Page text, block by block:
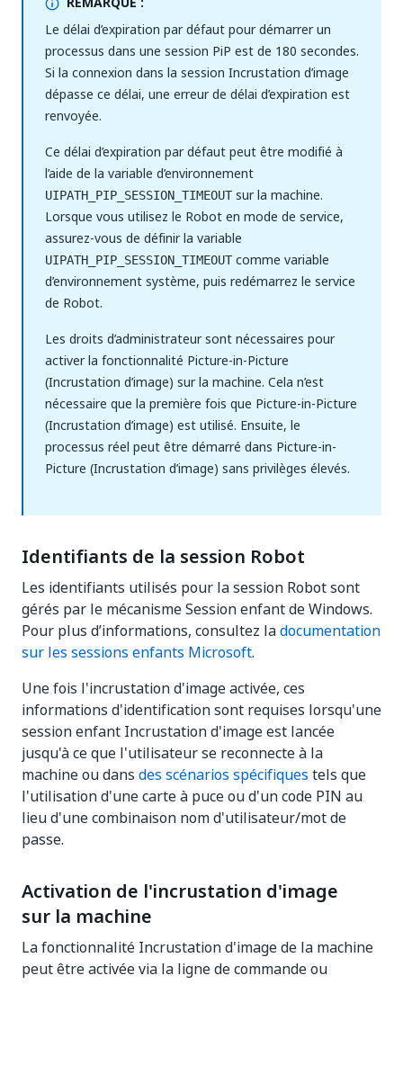
Le délai d’expiration par défaut pour démarrer un
processus dans une session PiP est de 180 secondes.
Si la connexion dans la session Incrustation d’image
dépasse ce délai, une erreur de délai d’expiration est
renvoyée.
Ce délai d’expiration par défaut peut être modifié à
l’aide de la variable d’environnement
UIPATH_PIP_SESSION_TIMEOUT sur la machine.
Lorsque vous utilisez le Robot en mode de service,
assurez-vous de définir la variable
UIPATH_PIP_SESSION_TIMEOUT comme variable
d’environnement système, puis redémarrez le service
de Robot.
Les droits d’administrateur sont nécessaires pour
activer la fonctionnalité Picture-in-Picture
(Incrustation d’image) sur la machine. Cela n’est
nécessaire que la première fois que Picture-in-Picture
(Incrustation d’image) est utilisé. Ensuite, le
processus réel peut être démarré dans Picture-in-
Picture (Incrustation d’image) sans privilèges élevés.
Identifiants de la session Robot
Les identifiants utilisés pour la session Robot sont
gérés par le mécanisme Session enfant de Windows.
Pour plus d’informations, consultez ladocumentation
sur les sessions enfants Microsoft.
Une fois l'incrustation d'image activée, ces
informations d'identification sont requises lorsqu'une
session enfant Incrustation d'image est lancée
jusqu'à ce que l'utilisateur se reconnecte à la
machine ou dans des scénarios spécifiques tels que
l'utilisation d'une carte à puce ou d'un code PIN au
lieu d'une combinaison nom d'utilisateur/mot de
passe.
Activation de l'incrustation d'image
sur la machine
La fonctionnalité Incrustation d'image de la machine
peut être activée via la ligne de commande ou